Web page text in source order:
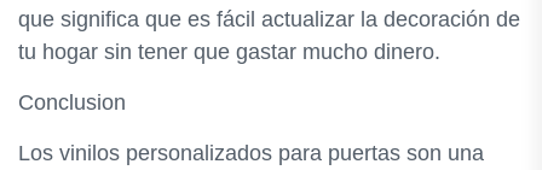
que significa que es fácil actualizar la decoración de
tu hogar sin tener que gastar mucho dinero.
Conclusion
Los vinilos personalizados para puertas son una